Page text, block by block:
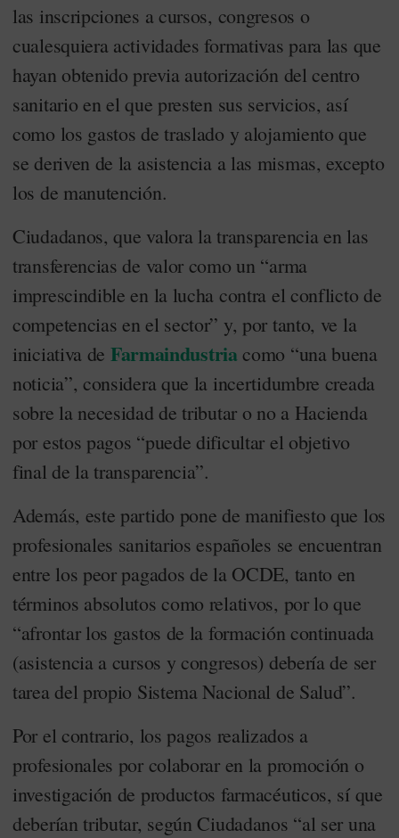
las inscripciones a cursos, congresos o
cualesquiera actividades formativas para las que
hayan obtenido previa autorización del centro
sanitario en el que presten sus servicios, así
como los gastos de traslado y alojamiento que
se deriven de la asistencia a las mismas, excepto
los de manutención.
Ciudadanos, que valora la transparencia en las
transferencias de valor como un “arma
imprescindible en la lucha contra el conflicto de
competencias en el sector” y, por tanto, ve la
iniciativa de Farmaindustriacomo “una buena
noticia”, considera que la incertidumbre creada
sobre la necesidad de tributar o no a Hacienda
por estos pagos “puede dificultar el objetivo
final de la transparencia”.
Además, este partido pone de manifiesto que los
profesionales sanitarios españoles se encuentran
entre los peor pagados de la OCDE, tanto en
términos absolutos como relativos, por lo que
“afrontar los gastos de la formación continuada
(asistencia a cursos y congresos) debería de ser
tarea del propio Sistema Nacional de Salud”.
Por el contrario, los pagos realizados a
profesionales por colaborar en la promoción o
investigación de productos farmacéuticos, sí que
deberían tributar, según Ciudadanos “al ser una